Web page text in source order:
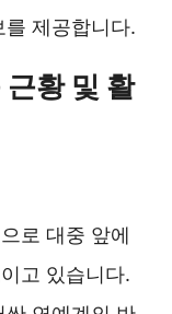
제공합니다.
황 및 활
로 대중 앞에
고 있습니다.